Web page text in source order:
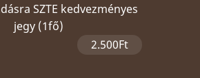
SZTE kedvezményes
jegy (1fő)
2.500Ft